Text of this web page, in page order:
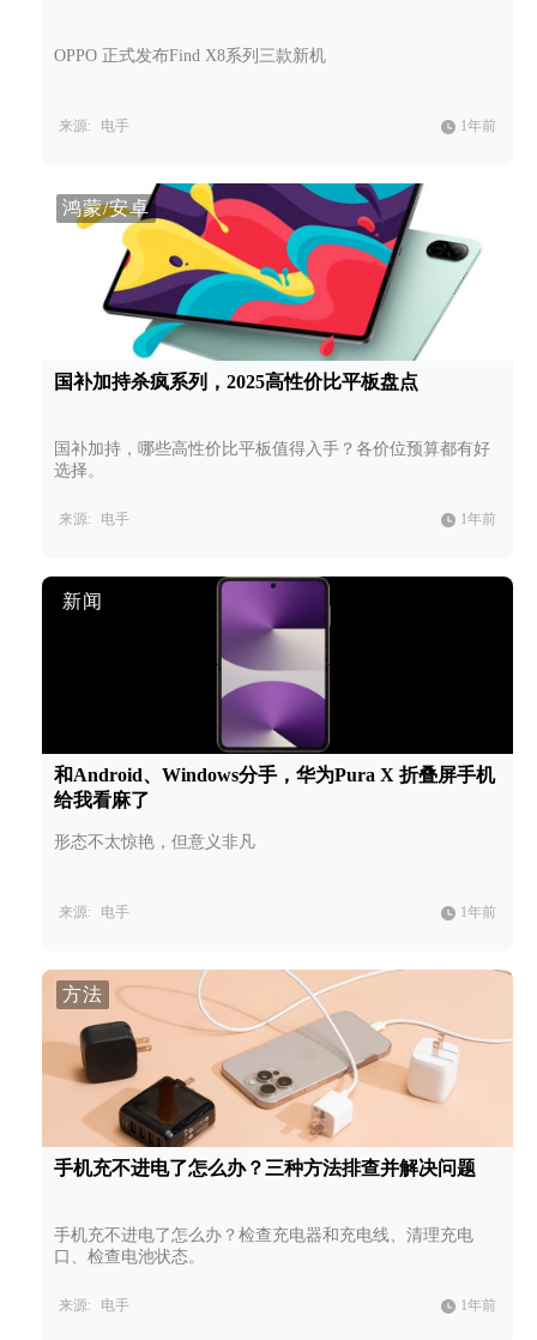
OPPO 正式发布Find X8系列三款新机
来源: 电手 1年前
鸿蒙/安卓
国补加持杀疯系列，2025高性价比平板盘点
国补加持，哪些高性价比平板值得入手？各价位预算都有好
选择。
来源: 电手 1年前
新闻
和Android、Windows分手，华为Pura X 折叠屏手机
给我看麻了
形态不太惊艳，但意义非凡
来源: 电手 1年前
方法
手机充不进电了怎么办？三种方法排查并解决问题
手机充不进电了怎么办？检查充电器和充电线、清理充电
口、检查电池状态。
来源: 电手 1年前